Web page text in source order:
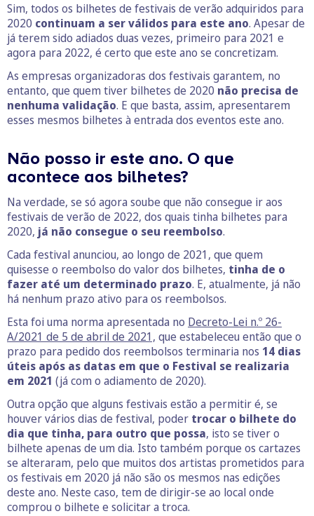
Sim, todos os bilhetes de festivais de verão adquiridos para
2020 continuam a ser válidos para este ano. Apesar de
já terem sido adiados duas vezes, primeiro para 2021 e
agora para 2022, é certo que este ano se concretizam.
As empresas organizadoras dos festivais garantem, no
entanto, que quem tiver bilhetes de 2020 não precisa de
nenhuma validação. E que basta, assim, apresentarem
esses mesmos bilhetes à entrada dos eventos este ano.
Não posso ir este ano. O que
acontece aos bilhetes?
Na verdade, se só agora soube que não consegue ir aos
festivais de verão de 2022, dos quais tinha bilhetes para
2020, já não consegue o seu reembolso.
Cada festival anunciou, ao longo de 2021, que quem
quisesse o reembolso do valor dos bilhetes, tinha de o
fazer até um determinado prazo. E, atualmente, já não
há nenhum prazo ativo para os reembolsos.
Esta foi uma norma apresentada no Decreto-Lei n.º 26-
A/2021 de 5 de abril de 2021, que estabeleceu então que o
prazo para pedido dos reembolsos terminaria nos 14 dias
úteis após as datas em que o Festival se realizaria
em 2021 (já com o adiamento de 2020).
Outra opção que alguns festivais estão a permitir é, se
houver vários dias de festival, poder trocar o bilhete do
dia que tinha, para outro que possa, isto se tiver o
bilhete apenas de um dia. Isto também porque os cartazes
se alteraram, pelo que muitos dos artistas prometidos para
os festivais em 2020 já não são os mesmos nas edições
deste ano. Neste caso, tem de dirigir-se ao local onde
comprou o bilhete e solicitar a troca.